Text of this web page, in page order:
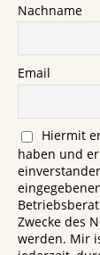
Nachname
Email
Hiermit
haben und
Zwecke des
werden. Mir